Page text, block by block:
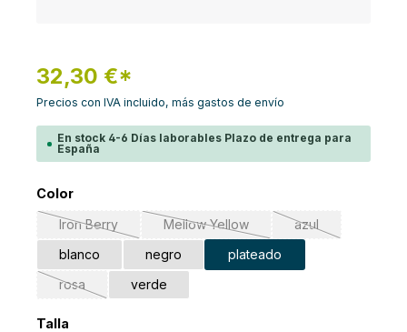
32,30 €*
Precios con IVA incluido, más gastos de envío
En stock 4-6 Días laborables Plazo de entrega para
España
Seleccione
Color
Iron Berry
(Esta opción no está disponible en este momento.)
Mellow Yellow
(Esta opción no está disponible en
azul
(Esta opción no
blanco negro
plateado
rosa
(Esta opción no está disponible en este momento.)
verde
Seleccione
Talla